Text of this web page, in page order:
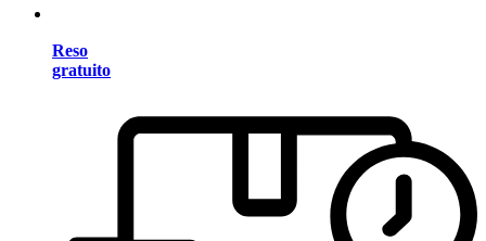
Reso
gratuito